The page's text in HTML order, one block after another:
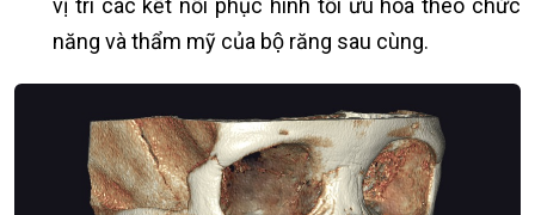
vị trí các kết nối phục hình tối ưu hóa theo chức
năng và thẩm mỹ của bộ răng sau cùng.